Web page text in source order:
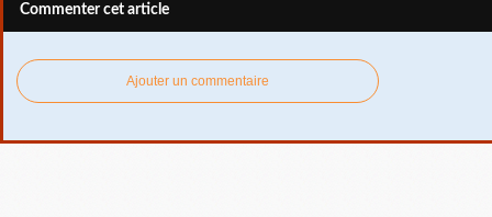
Commenter cet article
Ajouter un commentaire